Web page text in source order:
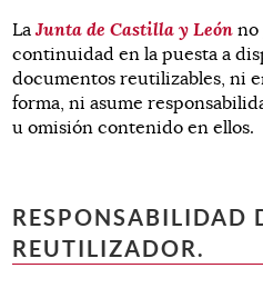
LaJunta de Castilla y León no
continuidad en la puesta a
documentos reutilizables, ni
forma, ni asume
u omisión contenido en ellos.
RESPONSABILIDAD
REUTILIZADOR.